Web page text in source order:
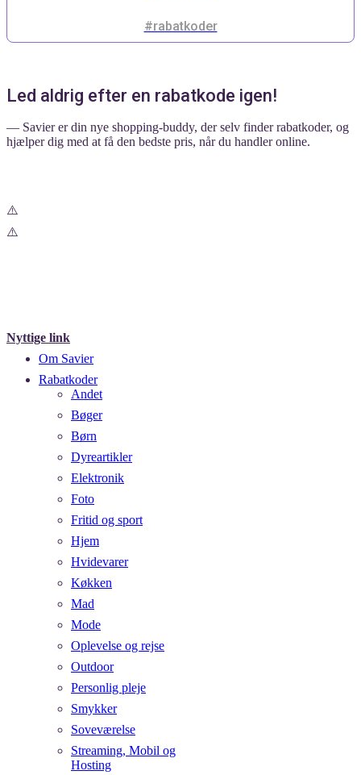
#rabatkoder
Led aldrig efter en rabatkode igen!
— Savier er din nye shopping-buddy, der selv finder rabatkoder, og
hjælper dig med at få den bedste pris, når du handler online.
Nyttige link
Om Savier
Rabatkoder
Andet
Bøger
Børn
Dyreartikler
Elektronik
Foto
Fritid og sport
Hjem
Hvidevarer
Køkken
Mad
Mode
Oplevelse og rejse
Outdoor
Personlig pleje
Smykker
Soveværelse
Streaming, Mobil og
Hosting